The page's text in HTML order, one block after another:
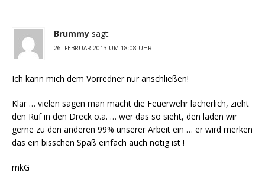
Brummy sagt:
26. FEBRUAR 2013 UM 18:08 UHR
Ich kann mich dem Vorredner nur anschließen!
Klar … vielen sagen man macht die Feuerwehr lächerlich, zieht
den Ruf in den Dreck o.ä. … wer das so sieht, den laden wir
gerne zu den anderen 99% unserer Arbeit ein … er wird merken
das ein bisschen Spaß einfach auch nötig ist !
mkG